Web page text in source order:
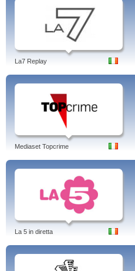
La7 Replay
Mediaset Topcrime
La 5 in diretta